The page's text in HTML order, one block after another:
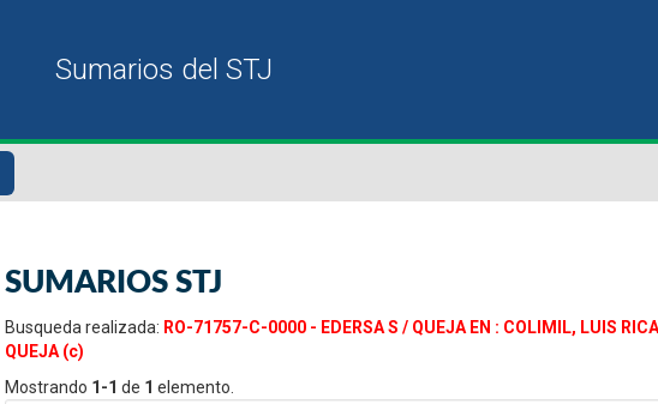
SUMARIOS STJ
Busqueda realizada: RO-71757-C-0000 - EDERSA S / QUEJA EN : COLIMIL, LUIS
QUEJA (c)
Mostrando 1-1 de 1 elemento.